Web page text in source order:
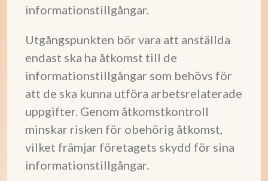
informationstillgångar.
Utgångspunkten bör vara att anställda
endast ska ha åtkomst till de
informationstillgångar som behövs för
att de ska kunna utföra arbetsrelaterade
uppgifter. Genom åtkomstkontroll
minskar risken för obehörig åtkomst,
vilket främjar företagets skydd för sina
informationstillgångar.